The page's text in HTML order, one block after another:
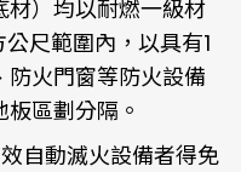
）均以耐燃一級材
尺範圍內，以具有1
火門窗等防火設備
區劃分隔。
自動滅火設備者得免